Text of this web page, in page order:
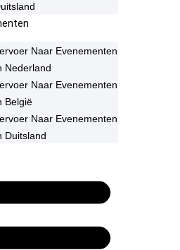
Naar Evenementen
Nederland
Naar Evenementen
België
Naar Evenementen
Duitsland